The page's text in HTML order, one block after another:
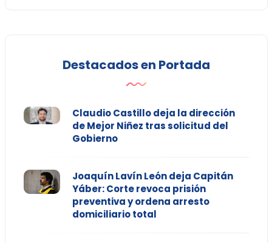
Destacados en Portada
Claudio Castillo deja la dirección
de Mejor Niñez tras solicitud del
Gobierno
Joaquín Lavín León deja Capitán
Yáber: Corte revoca prisión
preventiva y ordena arresto
domiciliario total